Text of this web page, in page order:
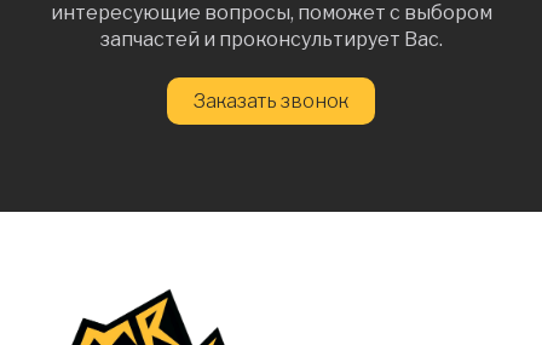
интересующие вопросы, поможет с выбором
запчастей и проконсультирует Вас.
Заказать звонок